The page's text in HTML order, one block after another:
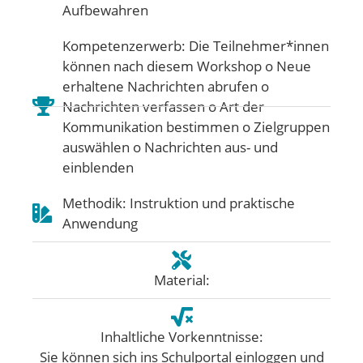
Aufbewahren
Kompetenzerwerb: Die Teilnehmer*innen
können nach diesem Workshop o Neue
erhaltene Nachrichten abrufen o
Nachrichten verfassen o Art der
Kommunikation bestimmen o Zielgruppen
auswählen o Nachrichten aus- und
einblenden
Methodik: Instruktion und praktische
Anwendung
Material:
Inhaltliche Vorkenntnisse:
Sie können sich ins Schulportal einloggen und